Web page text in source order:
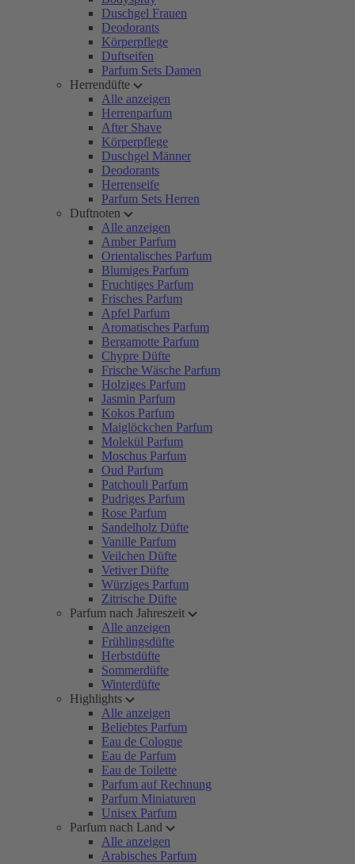
Duschgel Frauen
Deodorants
Körperpflege
Duftseifen
Parfum Sets Damen
Herrendüfte
Alle anzeigen
Herrenparfum
After Shave
Körperpflege
Duschgel Männer
Deodorants
Herrenseife
Parfum Sets Herren
Duftnoten
Alle anzeigen
Amber Parfum
Orientalisches Parfum
Blumiges Parfum
Fruchtiges Parfum
Frisches Parfum
Apfel Parfum
Aromatisches Parfum
Bergamotte Parfum
Chypre Düfte
Frische Wäsche Parfum
Holziges Parfum
Jasmin Parfum
Kokos Parfum
Maiglöckchen Parfum
Molekül Parfum
Moschus Parfum
Oud Parfum
Patchouli Parfum
Pudriges Parfum
Rose Parfum
Sandelholz Düfte
Vanille Parfum
Veilchen Düfte
Vetiver Düfte
Würziges Parfum
Zitrische Düfte
Parfum nach Jahreszeit
Alle anzeigen
Frühlingsdüfte
Herbstdüfte
Sommerdüfte
Winterdüfte
Highlights
Alle anzeigen
Beliebtes Parfum
Eau de Cologne
Eau de Parfum
Eau de Toilette
Parfum auf Rechnung
Parfum Miniaturen
Unisex Parfum
Parfum nach Land
Alle anzeigen
Arabisches Parfum